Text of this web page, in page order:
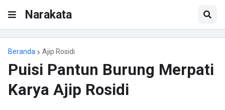
Narakata
Beranda Ajip Rosidi
Puisi Pantun Burung Merpati
Karya Ajip Rosidi